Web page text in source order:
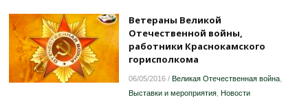
Ветераны Великой
Отечественной войны,
работники Краснокамского
горисполкома
06/05/2016/ Великая Отечественная война,
Выставки и мероприятия, Новости